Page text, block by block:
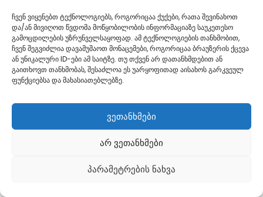
ჩვენ ვიყენებთ ტექნოლოგიებს, როგორიცაა ქუქები, რათა შევინახოთ
და/ან მივიღოთ წვდომა მოწყობილობის ინფორმაციაზე საუკეთესო
გამოცდილების უზრუნველსაყოფად. ამ ტექნოლოგიების თანხმობით,
ჩვენ შეგვიძლია დავამუშაოთ მონაცემები, როგორიცაა ბრაუზერის ქცევა
ან უნიკალური ID-ები ამ საიტზე. თუ თქვენ არ დათანხმდებით ან
გაითხოვთ თანხმობას, შესაძლოა ეს უარყოფითად აისახოს გარკვეულ
ფუნქციებსა და მახასიათებლებზე.
ვეთანხმები
არ ვეთანხმები
პარამეტრების ნახვა
ᲒᲐᲜᲐᲒᲠᲫᲔ ᲙᲘᲗᲮᲕᲐ
Georgian